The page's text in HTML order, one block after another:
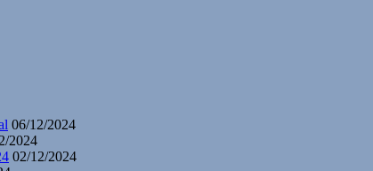
06/12/2024
2024
02/12/2024